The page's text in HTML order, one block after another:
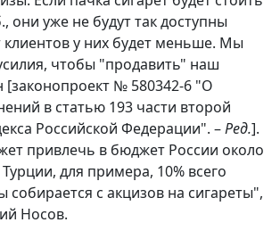
они уже не будут так доступны
клиентов у них будет меньше. Мы
чтобы "продавить" наш
[законопроект № 580342-6 "О
в статью 193 части второй
Российской Федерации". –Ред.].
привлечь в бюджет России около
для примера, 10% всего
собирается с акцизов на сигареты",
Носов.